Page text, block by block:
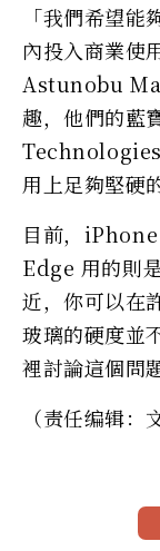
「我們希望
內投入商業使
Astunobu
趣，他們的藍
用上足夠堅硬
目前，
Edge 用的則
近，你可以在
玻璃的硬度並
裡討論這個問
（责任编辑：